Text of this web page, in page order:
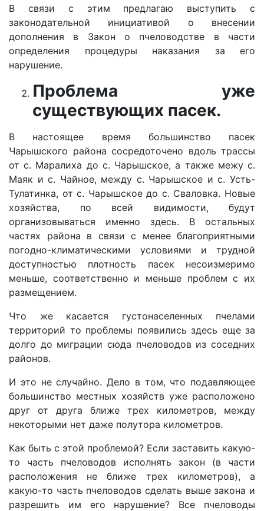
В связи с этим предлагаю выступить с
законодательной инициативой о внесении
дополнения в Закон о пчеловодстве в части
определения процедуры наказания за его
нарушение.
Проблема уже
существующих пасек.
В настоящее время большинство пасек
Чарышского района сосредоточено вдоль трассы
от с. Маралиха до с. Чарышское, а также межу с.
Маяк и с. Чайное, между с. Чарышское и с. Усть-
Тулатинка, от с. Чарышское до с. Сваловка. Новые
хозяйства, по всей видимости, будут
организовываться именно здесь. В остальных
частях района в связи с менее благоприятными
погодно-климатическими условиями и трудной
доступностью плотность пасек несоизмеримо
меньше, соответственно и меньше проблем с их
размещением.
Что же касается густонаселенных пчелами
территорий то проблемы появились здесь еще за
долго до миграции сюда пчеловодов из соседних
районов.
И это не случайно. Дело в том, что подавляющее
большинство местных хозяйств уже расположено
друг от друга ближе трех километров, между
некоторыми нет даже полутора километров.
Как быть с этой проблемой? Если заставить какую-
то часть пчеловодов исполнять закон (в части
расположения не ближе трех километров), а
какую-то часть пчеловодов сделать выше закона и
разрешить им его нарушение? Все пчеловоды